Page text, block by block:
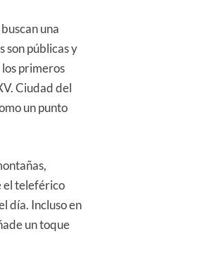
una
son públicas y
primeros
Ciudad del
un punto
el teleférico
día. Incluso en
un toque